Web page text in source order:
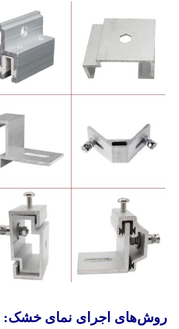
اجرای نمای خشک: